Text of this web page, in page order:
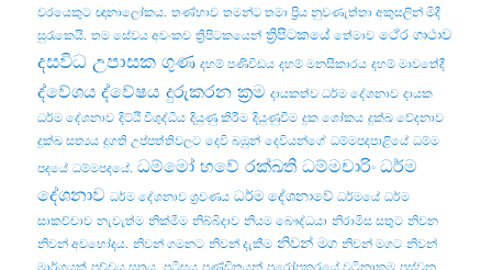
වරයෙකුට ඥානාලෝකය. තණ්හාව තමන්ට තමා ප්‍රිය නුවණැත්තා අකුසලින් මිදී
සුරැකෙයි. තම සේවය අවංකව ත්‍රිපිටකයෙන් ත්‍රිපිටකයේ තේමාව ථේර ගාථාව
දසවිධ උපාසක ගුණ දහම් පණිවිඩය දහම් මනසිකාරය දහම් මාවතේදී
ද්වේශය ද්වේෂය දුරුකරන ක්‍රම දායකත්ව ධර්ම දේශනාව දායක
ධර්ම දේශනාව දිට්ඨි විශුද්ධිය දියුණු කිරීම දියුණුවීම දුක ශෝකය දුක්ඛ වේදනාව
දුක්ඛ සත්‍යය දුගති උප්පත්තිවලට දෙවි බඹුන් දෙවියන්ගේ ධම්මපදපාළියේ ධම්ම
පදයේ ධම්මපදයේ. ධම්මෝ හවේ රක්ඛති ධම්මචාරිංධර්ම
දේශනාව ධර්ම දේශනාව ශ්‍රවණය ධර්ම දේශනාවේ ධර්මයේ ධර්ම
සාකච්චාව නැවැත්ම නික්මීම නිබ්බිදාව නියම බෞද්ධයා නිරාමිස සතුට නිවන
නිවන් අවභෝදය. නිවන් ගමනට නිවන් දැකීම නිවන් මග නිවන් මගට නිවන්
මාර්ගයක් පච්‌චය සූත්‍රය. පටිඝය පණ්ඩිතයන් පරෝපකරයේ වටිනාකම පස්වන